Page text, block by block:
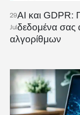
29
Jul
AI και GDPR:
δεδομένα σας
αλγορίθμων